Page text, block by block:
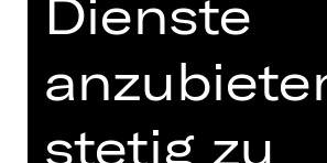
19.30 - 21.00 Uhr
Opernhaus
Dienste
stetig zu